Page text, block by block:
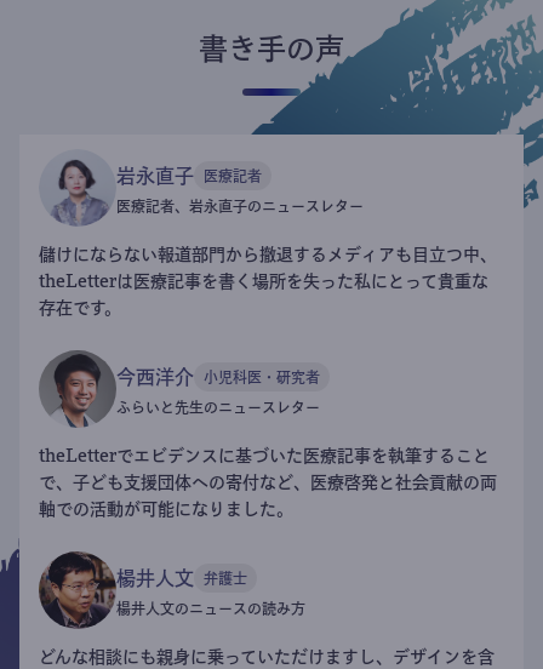
書き手の声
岩永直子 医療記者
医療記者、岩永直子のニュースレター
儲けにならない報道部門から撤退するメディアも目立つ中、
theLetterは医療記事を書く場所を失った私にとって貴重な
存在です。
今西洋介 小児科医・研究者
ふらいと先生のニュースレター
theLetterでエビデンスに基づいた医療記事を執筆すること
で、子ども支援団体への寄付など、医療啓発と社会貢献の両
軸での活動が可能になりました。
楊井人文 弁護士
楊井人文のニュースの読み方
どんな相談にも親身に乗っていただけますし、デザインを含